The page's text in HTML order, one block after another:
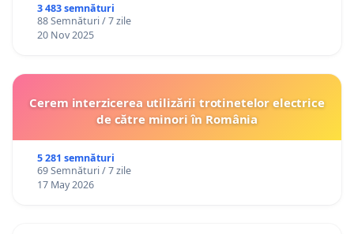
3 483 semnături
88 Semnături / 7 zile
20 Nov 2025
Cerem interzicerea utilizării trotinetelor electrice
de către minori în România
5 281 semnături
69 Semnături / 7 zile
17 May 2026